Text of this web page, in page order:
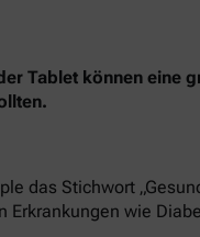
Tablet können eine
das Stichwort
Erkrankungen wie